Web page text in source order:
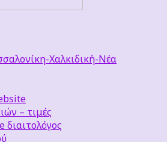
Χαλκιδική-Νέα
– τιμές